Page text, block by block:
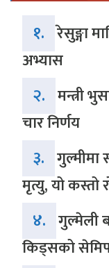
१. रेसुङ्गा
अभ्यास
२. मन्त्री
चार निर्णय
३. गुल्मीमा
मृत्यु, यो कस्तो
४. गुल्मेली
किड्सको